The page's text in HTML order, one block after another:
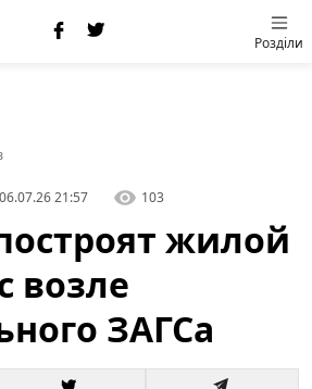
Розділи
06.07.26 21:57 103
жилой
возле
ЗАГСа